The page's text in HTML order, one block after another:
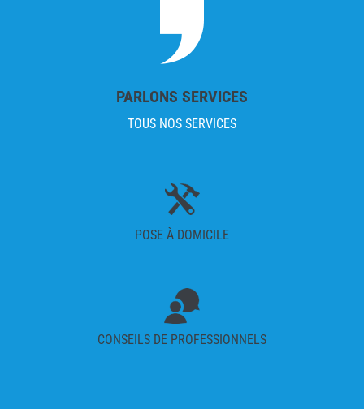
PARLONS SERVICES
TOUS NOS SERVICES
POSE À DOMICILE
CONSEILS DE PROFESSIONNELS